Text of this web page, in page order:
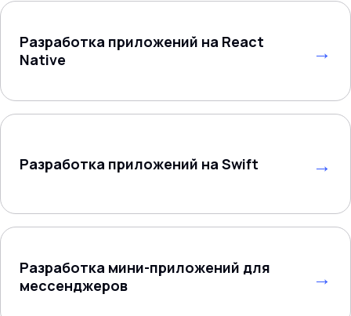
Разработка приложений на React
Native
Разработка приложений на Swift
Разработка мини-приложений для
мессенджеров